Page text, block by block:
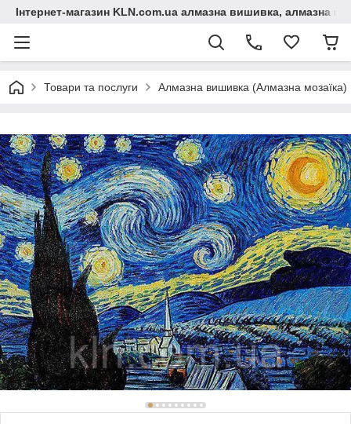
Інтернет-магазин KLN.com.ua алмазна вишивка, алмазна
Товари та послуги Алмазна вишивка (Алмазна мозаїка)